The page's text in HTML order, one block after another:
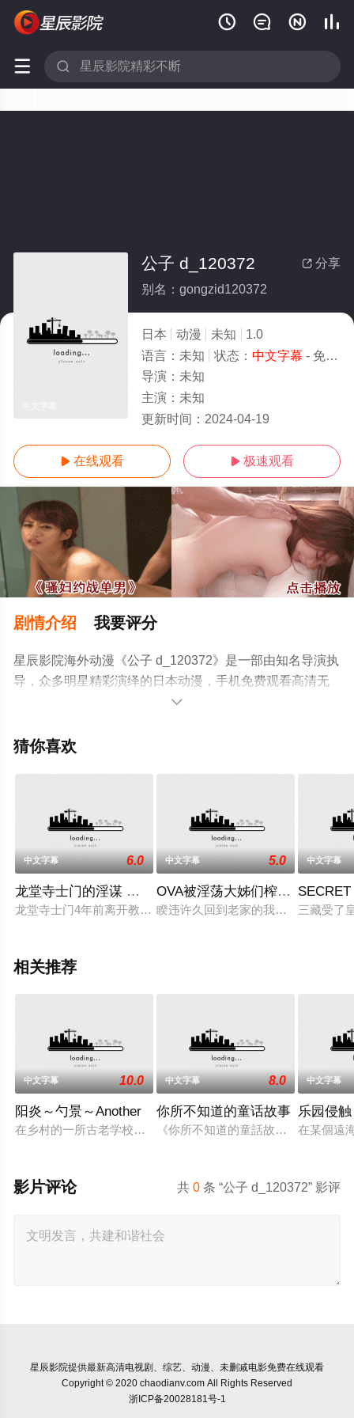
   
 
 分享
公子 d_120372
别名：gongzid120372
日本 动漫 未知
1.0
语言： 未知 状态： 中文字幕 - 免费观看
导演： 未知
主演： 未知
更新时间： 2024-04-19
 在线观看  极速观看
剧情介绍 我要评分
星辰影院海外动漫《公子 d_120372》是一部由知名导演执
导，众多明星精彩演绎的日本动漫，手机免费观看高清无
删减完整版动漫全集就上星辰电影网，更多相关信息可移

猜你喜欢
中文字幕 6.0
龙堂寺士门的淫谋 前篇 性奴隶调较 62gbr017
龙堂寺士门4年前离开教职，在破旧公寓住了下来。 某天收到
中文字幕 5.0
OVA被淫荡大姊们榨取 ＃1 温柔
睽违许久回到老家的我，被捲入了
中文字幕
三藏受了
相关推荐
中文字幕 10.0
阳炎～勺景～Another
在乡村的一所古老学校建筑中，雾岛枫被发现死亡。 她儿时的
中文字幕 8.0
你所不知道的童话故事
《你所不知道的童話故事》結合玩
中文字幕
乐园侵触
在某個遠
共0 条 “公子 d_120372” 影评
影片评论
星辰影院提供最新高清电视剧、综艺、动漫、未删减电影免费在线观看
Copyright © 2020 chaodianv.com All Rights Reserved
浙ICP备20028181号-1